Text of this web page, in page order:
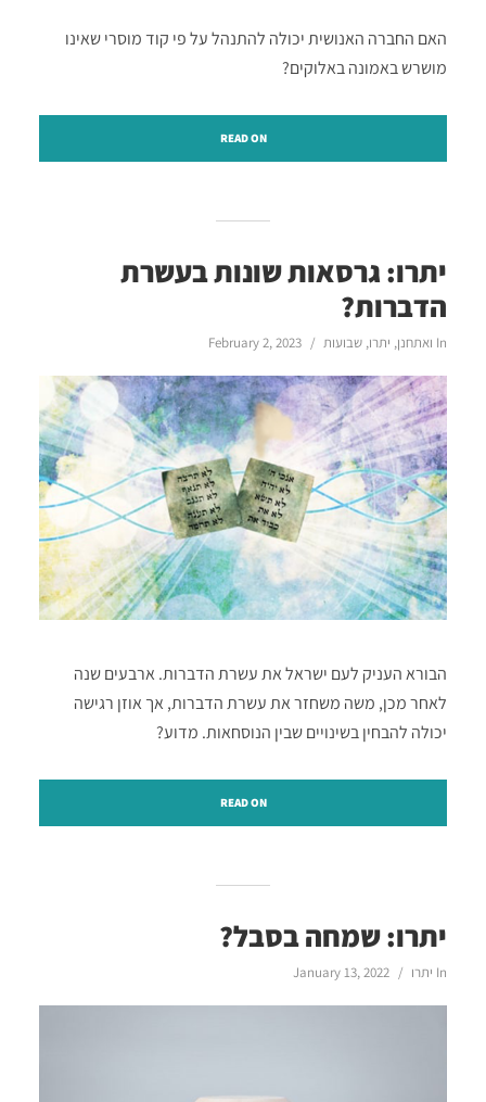
האם החברה האנושית יכולה להתנהל על פי קוד מוסרי שאינו
מושרש באמונה באלוקים?
READ ON
יתרו: גרסאות שונות בעשרת
הדברות?
In ואתחנן, יתרו, שבועות February 2, 2023
הבורא העניק לעם ישראל את עשרת הדברות. ארבעים שנה
לאחר מכן, משה משחזר את עשרת הדברות, אך אוזן רגישה
יכולה להבחין בשינויים שבין הנוסחאות. מדוע?
READ ON
יתרו: שמחה בסבל?
In יתרו January 13, 2022